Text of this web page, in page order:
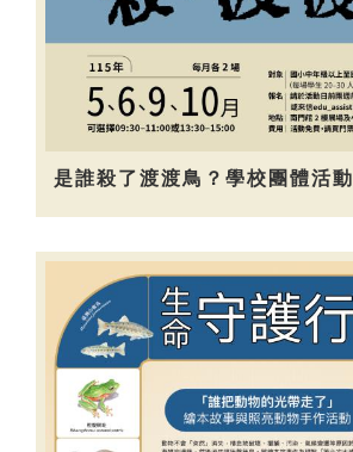
是誰殺了渡渡鳥？學校團體活動